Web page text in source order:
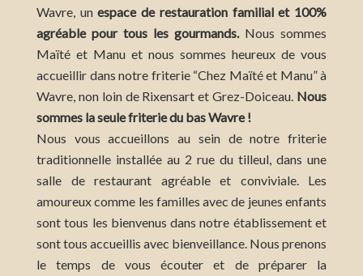
Wavre, unespace de restauration familial et 100%
agréable pour tous les gourmands.Nous sommes
Maïté et Manu et nous sommes heureux de vous
accueillir dans notre friterie “Chez Maïté et Manu” à
Wavre, non loin de Rixensart et Grez-Doiceau. Nous
sommes la seule friterie du bas Wavre !
Nous vous accueillons au sein de notre friterie
traditionnelle installée au 2 rue du tilleul, dans une
salle de restaurant agréable et conviviale. Les
amoureux comme les familles avec de jeunes enfants
sont tous les bienvenus dans notre établissement et
sont tous accueillis avec bienveillance. Nous prenons
le temps de vous écouter et de préparer la